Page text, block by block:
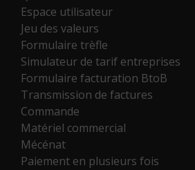
Espace utilisateur
Jeu des valeurs
Formulaire trèfle
Simulateur de tarif entreprises
Formulaire facturation BtoB
Transmission de factures
Commande
Matériel commercial
Mécénat
Paiement en plusieurs fois